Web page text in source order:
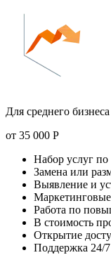
Для среднего бизнеса
от 35 000 Р
Набор услуг
Замена или
Выявление и
Работа по
В стоимость
Открытие
Поддержка 24/7